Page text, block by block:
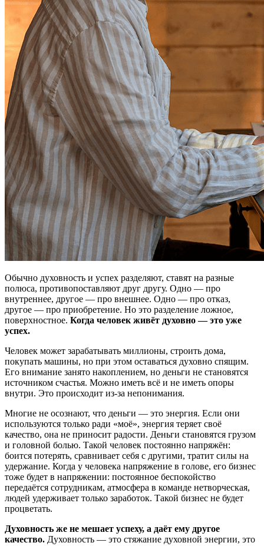
Обычно духовность и успех разделяют, ставят на разные
полюса, противопоставляют друг другу. Одно — про
внутреннее, другое — про внешнее. Одно — про отказ,
другое — про приобретение. Но это разделение ложное,
поверхностное. Когда человек живёт духовно — это уже
успех.
Человек может зарабатывать миллионы, строить дома,
покупать машины, но при этом оставаться духовно спящим.
Его внимание занято накоплением, но деньги не становятся
источником счастья. Можно иметь всё и не иметь опоры
внутри. Это происходит из-за непонимания.
Многие не осознают, что деньги — это энергия. Если они
используются только ради «моё», энергия теряет своё
качество, она не приносит радости. Деньги становятся грузом
и головной болью. Такой человек постоянно напряжён:
боится потерять, сравнивает себя с другими, тратит силы на
удержание. Когда у человека напряжение в голове, его бизнес
тоже будет в напряжении: постоянное беспокойство
передаётся сотрудникам, атмосфера в команде нетворческая,
людей удерживает только заработок. Такой бизнес не будет
процветать.
Духовность же не мешает успеху, а даёт ему другое
качество. Духовность — это стяжание духовной энергии, это